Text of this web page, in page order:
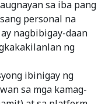
sa iba pang
personal na
nagbibigay-daan
ng
ibinigay ng
sa mga kamag-